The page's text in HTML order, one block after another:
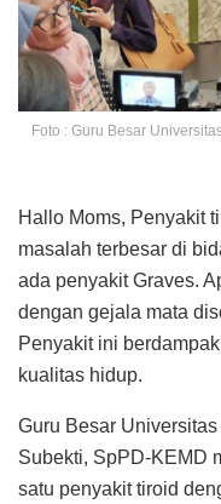
Foto : Guru Besar
Hallo Moms, Penyakit
masalah terbesar di
ada penyakit Graves.
dengan gejala mata
Penyakit ini
kualitas hidup.
Guru Besar
Subekti, SpPD-KEMD
satu penyakit tiroid